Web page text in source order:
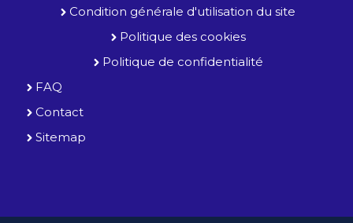
Condition générale d'utilisation du site
Politique des cookies
Politique de confidentialité
FAQ
Contact
Sitemap